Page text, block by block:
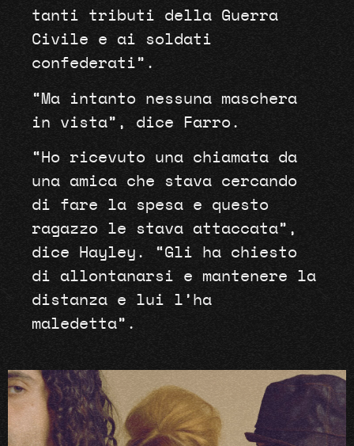
tanti tributi della Guerra
Civile e ai soldati
confederati”.
“Ma intanto nessuna maschera
in vista”, dice Farro.
“Ho ricevuto una chiamata da
una amica che stava cercando
di fare la spesa e questo
ragazzo le stava attaccata”,
dice Hayley. “Gli ha chiesto
di allontanarsi e mantenere la
distanza e lui l’ha
maledetta”.